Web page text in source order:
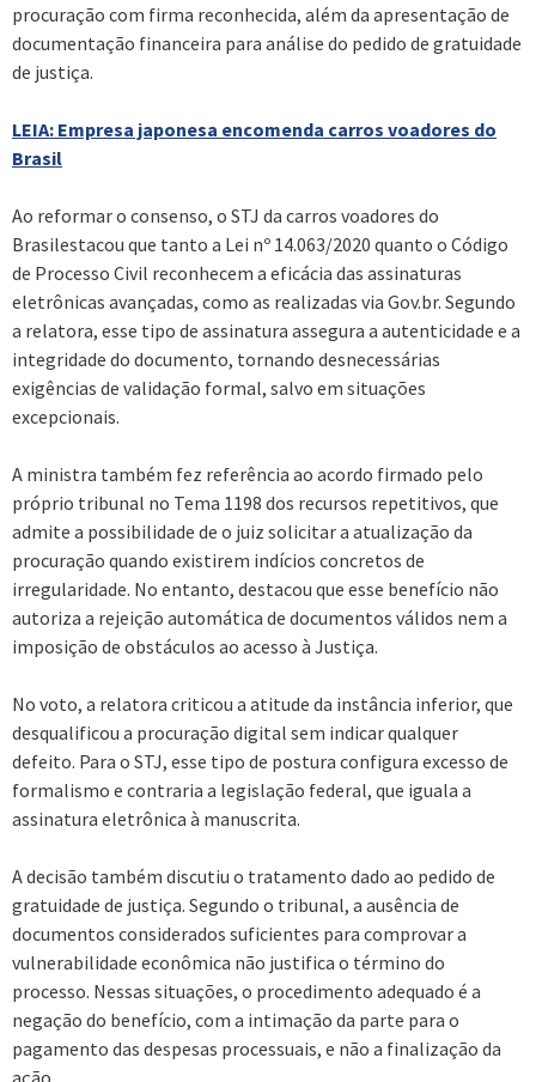
procuração com firma reconhecida, além da apresentação de
documentação financeira para análise do pedido de gratuidade
de justiça.
LEIA: Empresa japonesa encomenda carros voadores do
Brasil
Ao reformar o consenso, o STJ da carros voadores do
Brasilestacou que tanto a Lei nº 14.063/2020 quanto o Código
de Processo Civil reconhecem a eficácia das assinaturas
eletrônicas avançadas, como as realizadas via Gov.br. Segundo
a relatora, esse tipo de assinatura assegura a autenticidade e a
integridade do documento, tornando desnecessárias
exigências de validação formal, salvo em situações
excepcionais.
A ministra também fez referência ao acordo firmado pelo
próprio tribunal no Tema 1198 dos recursos repetitivos, que
admite a possibilidade de o juiz solicitar a atualização da
procuração quando existirem indícios concretos de
irregularidade. No entanto, destacou que esse benefício não
autoriza a rejeição automática de documentos válidos nem a
imposição de obstáculos ao acesso à Justiça.
No voto, a relatora criticou a atitude da instância inferior, que
desqualificou a procuração digital sem indicar qualquer
defeito. Para o STJ, esse tipo de postura configura excesso de
formalismo e contraria a legislação federal, que iguala a
assinatura eletrônica à manuscrita.
A decisão também discutiu o tratamento dado ao pedido de
gratuidade de justiça. Segundo o tribunal, a ausência de
documentos considerados suficientes para comprovar a
vulnerabilidade econômica não justifica o término do
processo. Nessas situações, o procedimento adequado é a
negação do benefício, com a intimação da parte para o
pagamento das despesas processuais, e não a finalização da
ação.